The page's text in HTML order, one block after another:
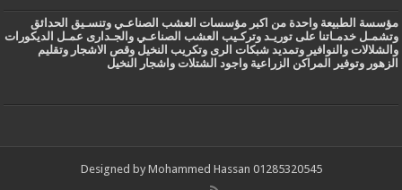
مؤسسة الطبيعة واحدة من اكبر مؤسسات العشب الصناعـي وتنسـيق الحدائق
وتشمـل خدمـاتنا على توريـد وتركـيب العشب الصناعـي والجـدارى عمـل الديكورات
والشلالات والنوافير وتمديد شبكات الرى وتكريب النخيل وقص الاشجار وتقليم
الزهور وتوفير المراكن الزراعية واجود الشتلات واشجار النخيل
Designed by Mohammed Hassan 01285320545